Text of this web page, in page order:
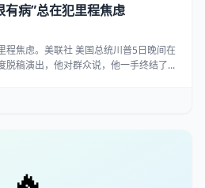
有病”总在犯里程焦虑
程焦虑。美联社 美国总统川普5日晚间在
脱稿演出，他对群众说，他一手终结了...